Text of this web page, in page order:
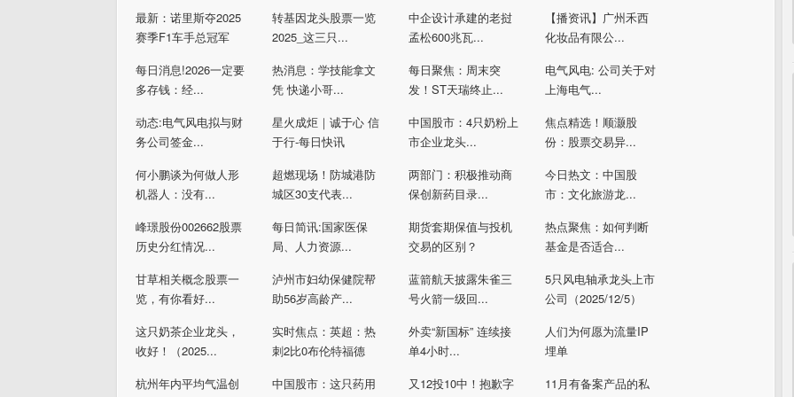
最新：诺里斯夺2025
赛季F1车手总冠军
转基因龙头股票一览
2025_这三只...
中企设计承建的老挝
孟松600兆瓦...
【播资讯】广州禾西
化妆品有限公...
每日消息!2026一定要
多存钱：经...
热消息：学技能拿文
凭 快递小哥...
每日聚焦：周末突
发！ST天瑞终止...
电气风电: 公司关于对
上海电气...
动态:电气风电拟与财
务公司签金...
星火成炬｜诚于心 信
于行-每日快讯
中国股市：4只奶粉上
市企业龙头...
焦点精选！顺灏股
份：股票交易异...
何小鹏谈为何做人形
机器人：没有...
超燃现场！防城港防
城区30支代表...
两部门：积极推动商
保创新药目录...
今日热文：中国股
市：文化旅游龙...
峰璟股份002662股票
历史分红情况...
每日简讯:国家医保
局、人力资源...
期货套期保值与投机
交易的区别？
热点聚焦：如何判断
基金是否适合...
甘草相关概念股票一
览，有你看好...
泸州市妇幼保健院帮
助56岁高龄产...
蓝箭航天披露朱雀三
号火箭一级回...
5只风电轴承龙头上市
公司（2025/12/5）
这只奶茶企业龙头，
收好！（2025...
实时焦点：英超：热
刺2比0布伦特福德
外卖“新国标” 连续接
单4小时...
人们为何愿为流量IP
埋单
杭州年内平均气温创
中国股市：这只药用
又12投10中！抱歉字
11月有备案产品的私